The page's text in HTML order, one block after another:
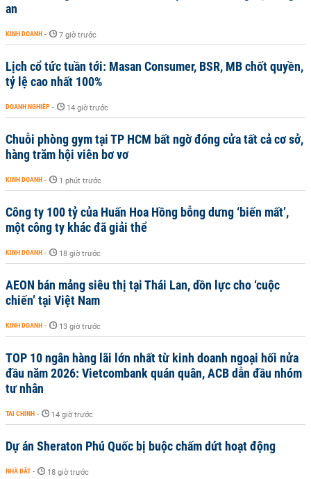
an
KINH DOANH - 7 giờ trước
Lịch cổ tức tuần tới: Masan Consumer, BSR, MB chốt quyền,
tỷ lệ cao nhất 100%
DOANH NGHIỆP - 14 giờ trước
Chuỗi phòng gym tại TP HCM bất ngờ đóng cửa tất cả cơ sở,
hàng trăm hội viên bơ vơ
KINH DOANH - 1 phút trước
Công ty 100 tỷ của Huấn Hoa Hồng bỗng dưng ‘biến mất’,
một công ty khác đã giải thể
KINH DOANH - 18 giờ trước
AEON bán mảng siêu thị tại Thái Lan, dồn lực cho ‘cuộc
chiến’ tại Việt Nam
KINH DOANH - 13 giờ trước
TOP 10 ngân hàng lãi lớn nhất từ kinh doanh ngoại hối nửa
đầu năm 2026: Vietcombank quán quân, ACB dẫn đầu nhóm
tư nhân
TÀI CHÍNH - 14 giờ trước
Dự án Sheraton Phú Quốc bị buộc chấm dứt hoạt động
NHÀ ĐẤT - 18 giờ trước